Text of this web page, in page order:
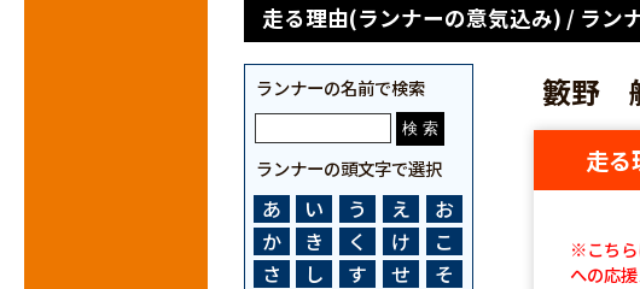
走る理由(ランナーの意気込み) / ラン
ランナーの名前で検索
ランナーの頭文字で選択
あ い う え
お
か
き く け
こ
さ
し す せ
そ
籔野
走る
※こちら
への応